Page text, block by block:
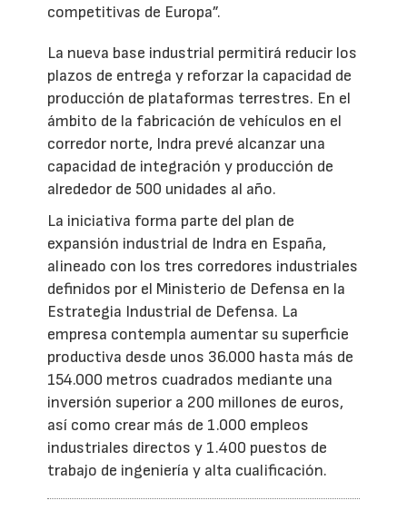
competitivas de Europa”.
La nueva base industrial permitirá reducir los
plazos de entrega y reforzar la capacidad de
producción de plataformas terrestres. En el
ámbito de la fabricación de vehículos en el
corredor norte, Indra prevé alcanzar una
capacidad de integración y producción de
alrededor de 500 unidades al año.
La iniciativa forma parte del plan de
expansión industrial de Indra en España,
alineado con los tres corredores industriales
definidos por el Ministerio de Defensa en la
Estrategia Industrial de Defensa. La
empresa contempla aumentar su superficie
productiva desde unos 36.000 hasta más de
154.000 metros cuadrados mediante una
inversión superior a 200 millones de euros,
así como crear más de 1.000 empleos
industriales directos y 1.400 puestos de
trabajo de ingeniería y alta cualificación.